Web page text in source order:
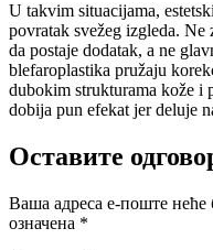
U takvim situacijama,
povratak svežeg izgleda. Ne
da postaje dodatak, a ne
blefaroplastika pružaju
dubokim strukturama kože i
dobija pun efekat jer deluje
Оставите
Ваша адреса е-поште неће
означена *